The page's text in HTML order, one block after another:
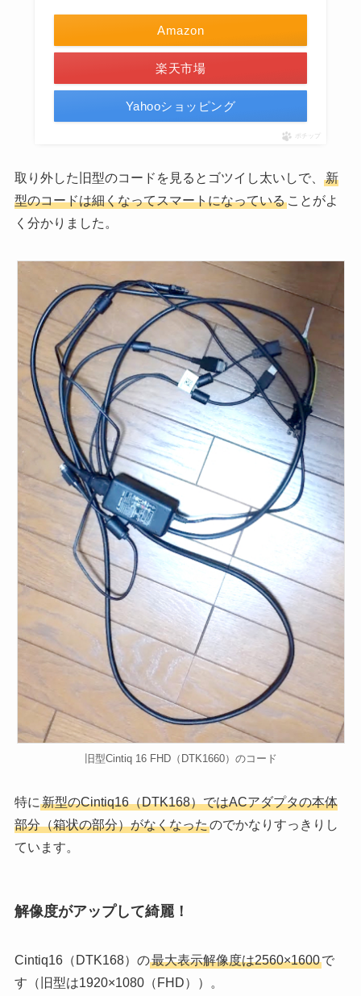
Amazon
楽天市場
Yahooショッピング
ポチップ
取り外した旧型のコードを見るとゴツイし太いしで、
新
型のコードは細くなってスマートになっていることがよ
く分かりました。
旧型Cintiq 16 FHD（DTK1660）のコード
特に 新型のCintiq16（DTK168）ではACアダプタの本体
部分（箱状の部分）がなくなったのでかなりすっきりし
ています。
解像度がアップして綺麗！
Cintiq16（DTK168）の最大表示解像度は2560×1600で
す（旧型は1920×1080（FHD））。